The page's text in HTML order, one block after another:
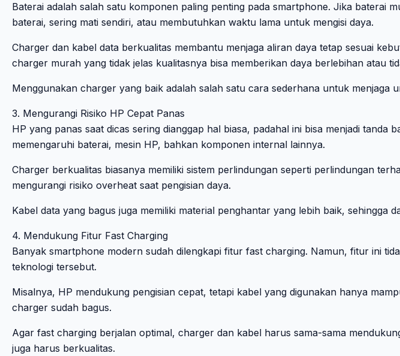
Baterai adalah salah satu komponen paling penting pada smartphone. Jika baterai
baterai, sering mati sendiri, atau membutuhkan waktu lama untuk mengisi daya.
Charger dan kabel data berkualitas membantu menjaga aliran daya tetap sesuai
charger murah yang tidak jelas kualitasnya bisa memberikan daya berlebihan atau
Menggunakan charger yang baik adalah salah satu cara sederhana untuk menjaga
3. Mengurangi Risiko HP Cepat Panas
HP yang panas saat dicas sering dianggap hal biasa, padahal ini bisa menjadi
memengaruhi baterai, mesin HP, bahkan komponen internal lainnya.
Charger berkualitas biasanya memiliki sistem perlindungan seperti perlindungan
mengurangi risiko overheat saat pengisian daya.
Kabel data yang bagus juga memiliki material penghantar yang lebih baik, sehingga
4. Mendukung Fitur Fast Charging
Banyak smartphone modern sudah dilengkapi fitur fast charging. Namun, fitur ini
teknologi tersebut.
Misalnya, HP mendukung pengisian cepat, tetapi kabel yang digunakan hanya
charger sudah bagus.
Agar fast charging berjalan optimal, charger dan kabel harus sama-sama
juga harus berkualitas.